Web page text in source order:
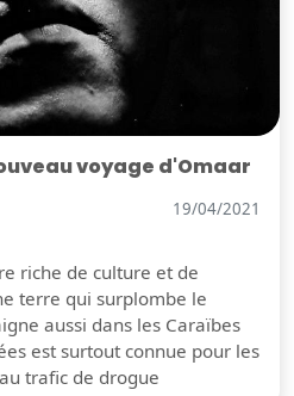
voyage d'Omaar
19/04/2021
riche de culture et de
terre qui surplombe le
aussi dans les Caraïbes
est surtout connue pour les
trafic de drogue